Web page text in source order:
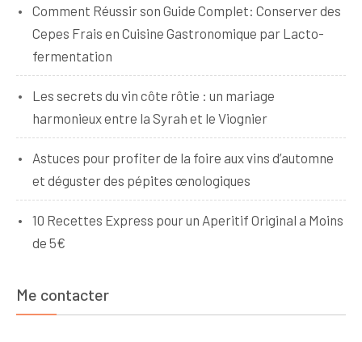
Comment Réussir son Guide Complet: Conserver des
Cepes Frais en Cuisine Gastronomique par Lacto-
fermentation
Les secrets du vin côte rôtie : un mariage
harmonieux entre la Syrah et le Viognier
Astuces pour profiter de la foire aux vins d’automne
et déguster des pépites œnologiques
10 Recettes Express pour un Aperitif Original a Moins
de 5€
Me contacter